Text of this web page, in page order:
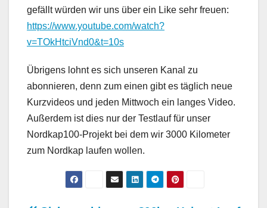
gefällt würden wir uns über ein Like sehr freuen:
https://www.youtube.com/watch?
v=TOkHtciVnd0&t=10s
Übrigens lohnt es sich unseren Kanal zu
abonnieren, denn zum einen gibt es täglich neue
Kurzvideos und jeden Mittwoch ein langes Video.
Außerdem ist dies nur der Testlauf für unser
Nordkap100-Projekt bei dem wir 3000 Kilometer
zum Nordkap laufen wollen.